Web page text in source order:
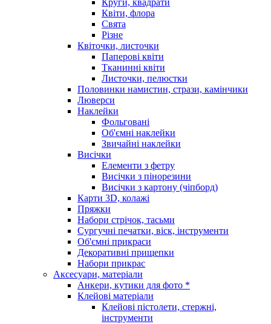
Квіти, флора
Свята
Різне
Квіточки, листочки
Паперові квіти
Тканинні квіти
Листочки, пелюстки
Половинки намистин, стрази, камінчики
Люверси
Наклейки
Фольговані
Об'ємні наклейки
Звичайні наклейки
Висічки
Елементи з фетру
Висічки з пінорезини
Висічки з картону (чіпборд)
Карти 3D, колажі
Пряжки
Набори стрічок, тасьми
Сургучні печатки, віск, інструменти
Об'ємні прикраси
Декоративні прищепки
Набори прикрас
Аксесуари, матеріали
Анкери, кутики для фото *
Клейові матеріали
Клейові пістолети, стержні,
інструменти